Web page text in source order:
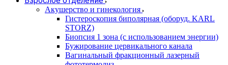
Акушерство и гинекология
Гистероскопия биполярная (оборуд. KARL
STORZ)
Биопсия 1 зона (с использованием энергии)
Бужирование цервикального канала
Вагинальный фракционный лазерный